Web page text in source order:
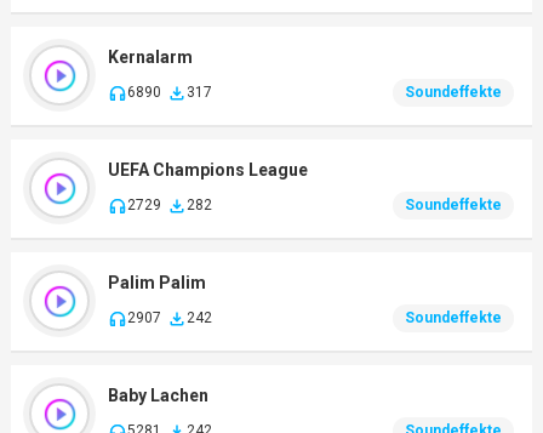
Kernalarm
6890 317 Soundeffekte
UEFA Champions League
2729 282 Soundeffekte
Palim Palim
2907 242 Soundeffekte
Baby Lachen